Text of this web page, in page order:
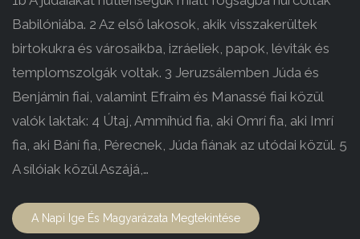
Babilóniába. 2 Az első lakosok, akik visszakerültek
birtokukra és városaikba, izráeliek, papok, léviták és
templomszolgák voltak. 3 Jeruzsálemben Júda és
Benjámin fiai, valamint Efraim és Manassé fiai közül
valók laktak: 4 Útaj, Ammíhúd fia, aki Omrí fia, aki Imrí
fia, aki Bání fia, Pérecnek, Júda fiának az utódai közül. 5
A sílóiak közül Aszájá,…
A Napi Ige És Magyarázata Megtekintése